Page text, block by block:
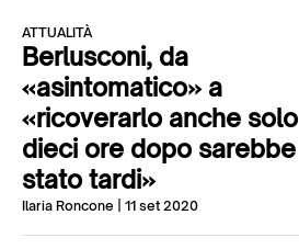
ATTUALITÀ
Berlusconi, da
«asintomatico» a
«ricoverarlo anche solo
dieci ore dopo sarebbe
stato tardi»
Ilaria Roncone | 11 set 2020